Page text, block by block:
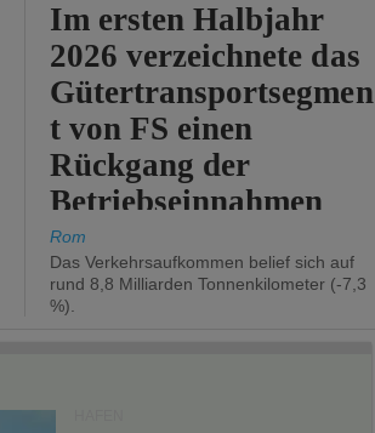
Im ersten Halbjahr
2026 verzeichnete das
Gütertransportsegmen
t von FS einen
Rückgang der
Betriebseinnahmen
um 2,7 %.
Rom
Das Verkehrsaufkommen belief sich auf
rund 8,8 Milliarden Tonnenkilometer (-7,3
%).